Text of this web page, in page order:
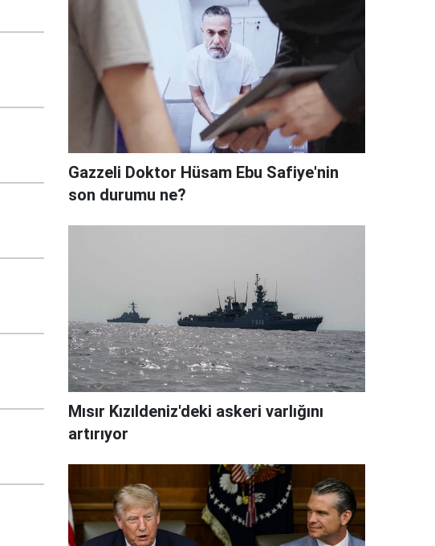
Gazzeli Doktor Hüsam Ebu Safiye'nin
son durumu ne?
Mısır Kızıldeniz'deki askeri varlığını
artırıyor